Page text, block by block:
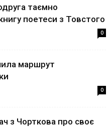
таємно
поетеси з Товстого
0
маршрут
0
з Чорткова про своє